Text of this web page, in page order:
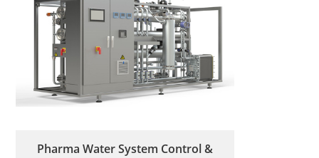
Pharma Water System Control &